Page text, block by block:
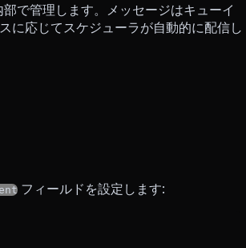
で管理します。メッセージはキューイ
に応じてスケジューラが自動的に配信し
フィールドを設定します: